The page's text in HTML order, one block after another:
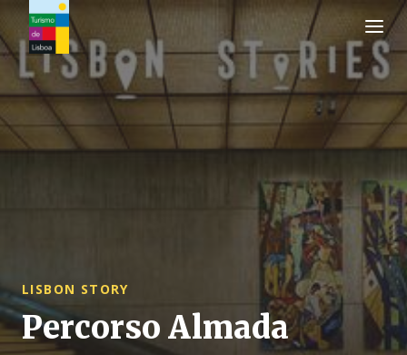
Logo di Turismo de Lisboa
LISBON STORY
Percorso Almada